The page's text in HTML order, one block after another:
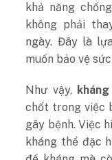
khả năng
không phải
ngày. Đây là
muốn bảo vệ
Như vậy,
chốt trong việc
gây bệnh. Việc
kháng thể đặc